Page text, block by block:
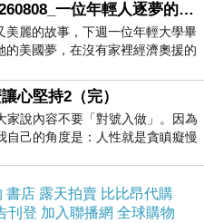
小朱週記 20260808_一位年輕人逐夢的真實故事
美麗的故事，下週一位年輕大學畢
的美國夢，在沒有家裡經濟奧援的
努力工作累積出國基
心堅持2（完）
家說內容不要「對號入做」。因為
自己的角度是：人性就是貪瞋癡慢
書店 露天拍賣 比比昂代購
刊登 加入聯播網 全球購物